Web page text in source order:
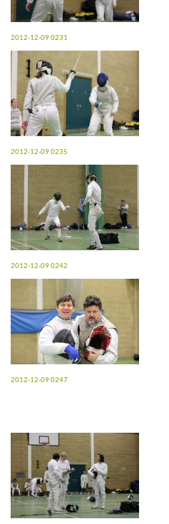
2012-12-09 0231
2012-12-09 0235
2012-12-09 0242
2012-12-09 0247